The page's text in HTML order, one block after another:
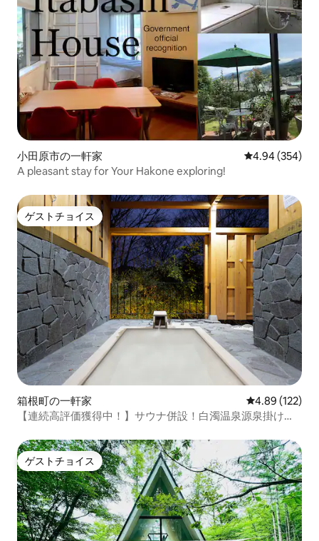
小田原市の一軒家 レビュー354
4.94 (354)
A pleasant stay for Your Hakone exploring!
ゲストチョイス
ゲストチョイス
箱根町の一軒家 レビュー122
4.89 (122)
【連続高評価獲得中！】サウナ併設！白濁温泉源泉掛け流
ゲストチョイス
ゲストチョイス